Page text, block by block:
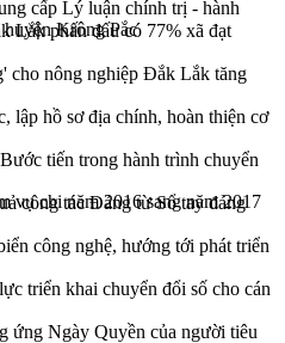
Lắk phấn đấu có 77% xã đạt
cho nông nghiệp Đắk Lắk tăng
lập hồ sơ địa chính, hoàn thiện cơ
tiến trong hành trình chuyển
công tác Đảng từ Sổ tay đảng
công nghệ, hướng tới phát triển
triển khai chuyển đổi số cho cán
ứng Ngày Quyền của người tiêu
cấp Lý luận chính trị - hành
Krông Pắc
vụ chi năm 2016 sang năm 2017